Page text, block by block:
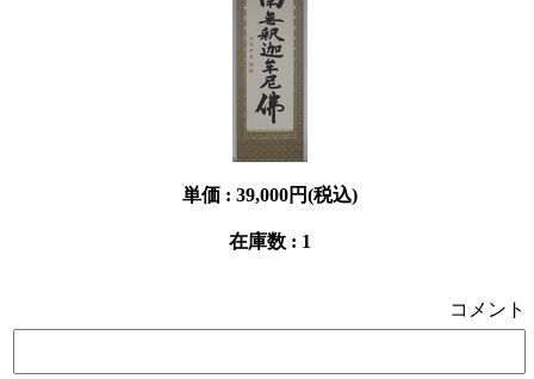
単価 : 39,000円(税込)
在庫数 : 1
コメント